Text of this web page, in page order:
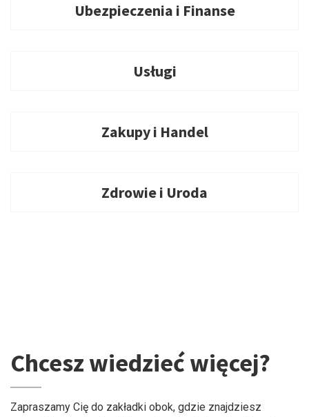
Ubezpieczenia i Finanse
Usługi
Zakupy i Handel
Zdrowie i Uroda
Chcesz wiedzieć więcej?
Zapraszamy Cię do zakładki obok, gdzie znajdziesz